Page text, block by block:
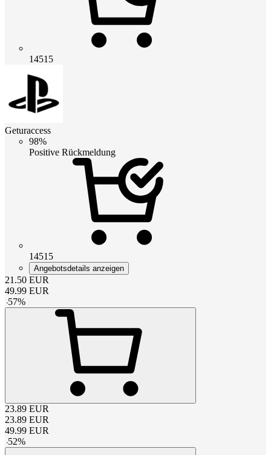
14515
Geturaccess
98%
Positive Rückmeldung
14515
Angebotsdetails anzeigen
21.50 EUR
49.99 EUR
-57%
23.89 EUR
23.89 EUR
49.99 EUR
-52%